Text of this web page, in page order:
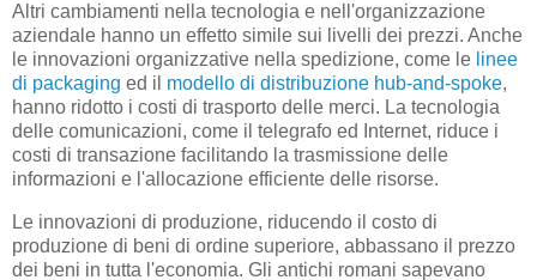
Altri cambiamenti nella tecnologia e nell'organizzazione
aziendale hanno un effetto simile sui livelli dei prezzi. Anche
le innovazioni organizzative nella spedizione, come le linee
di packaging ed il modello di distribuzione hub-and-spoke,
hanno ridotto i costi di trasporto delle merci. La tecnologia
delle comunicazioni, come il telegrafo ed Internet, riduce i
costi di transazione facilitando la trasmissione delle
informazioni e l'allocazione efficiente delle risorse.
Le innovazioni di produzione, riducendo il costo di
produzione di beni di ordine superiore, abbassano il prezzo
dei beni in tutta l'economia. Gli antichi romani sapevano